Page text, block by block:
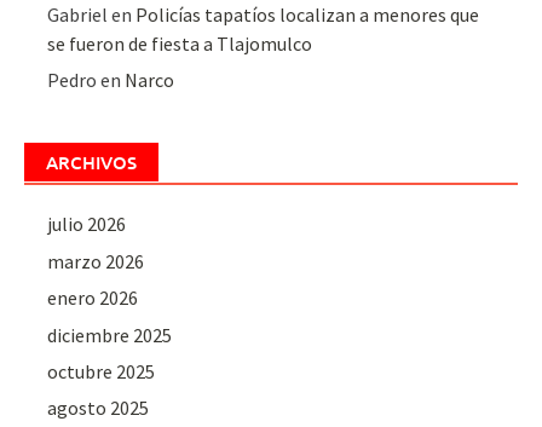
Gabriel en Policías tapatíos localizan a menores que
se fueron de fiesta a Tlajomulco
Pedro en Narco
ARCHIVOS
julio 2026
marzo 2026
enero 2026
diciembre 2025
octubre 2025
agosto 2025